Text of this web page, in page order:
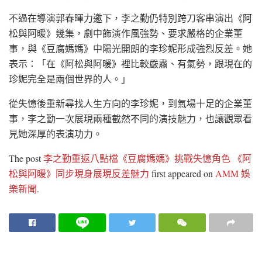
不過在導演郭春暉力邀下，李之勤仍特別跨刀客串演出《阿
松與阿暖》幾集，劇中飾演作風強勢、要求嚴格的企業董
事，與《豆腐媽媽》中陽光開朗的李珍妮形成強烈反差。她
表示：「在《阿松與阿暖》裡比較嚴肅、有氣勢，跟現在的
珍妮完全是兩個世界的人。」
從失憶後重新尋找人生方向的李珍妮，到氣場十足的企業董
事，李之勤一次展現兩種截然不同的演技魅力，也讓觀眾看
見她深厚的表演功力。
The post李之勤重返八點檔《豆腐媽媽》挑戰失憶角色 《阿
松與阿暖》同步現身展現反差魅力 first appeared on AMM 娛
樂新聞.